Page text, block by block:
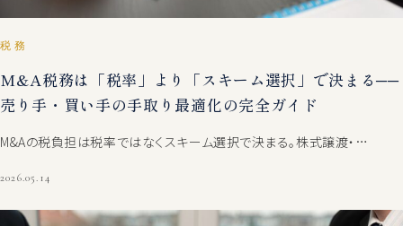
税務
M&A税務は「税率」より「スキーム選択」で決まる──
売り手・買い手の手取り最適化の完全ガイド
M&Aの税負担は税率ではなくスキーム選択で決まる。株式譲渡・…
2026.05.14